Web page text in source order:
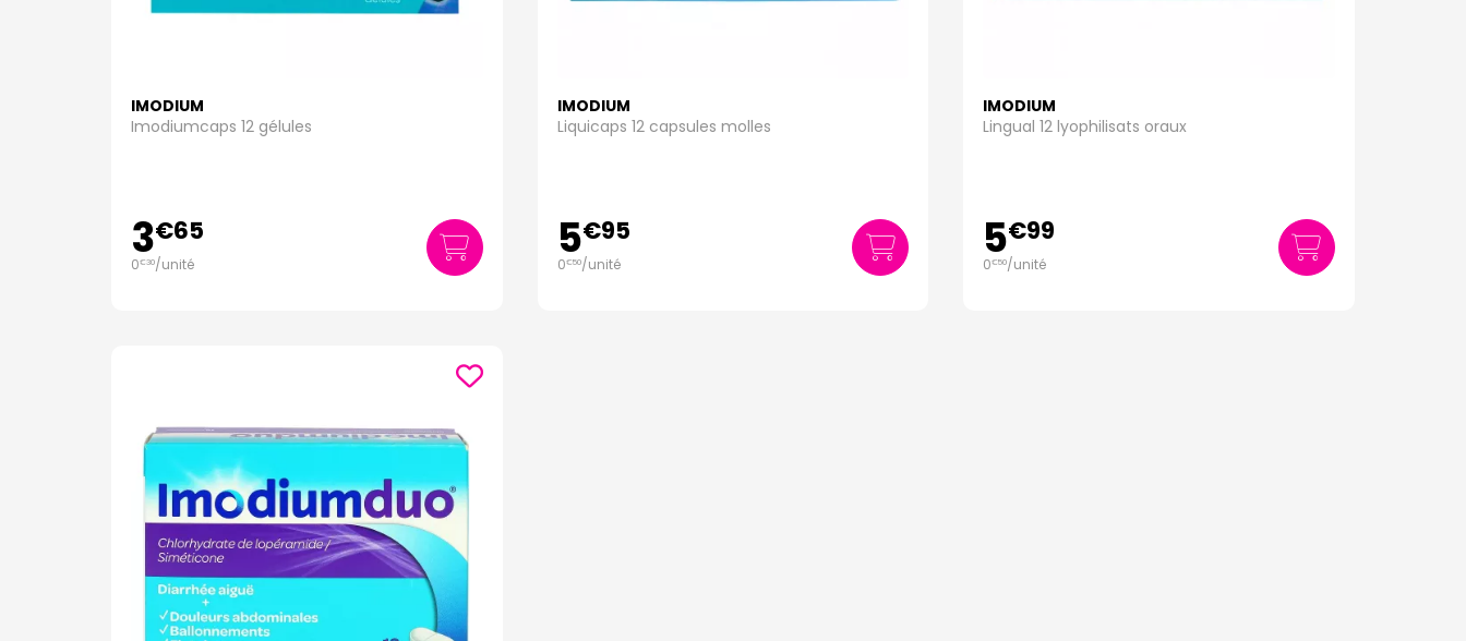
IMODIUM
Imodiumcaps 12 gélules
3€65
0€30/unité
IMODIUM
Liquicaps 12 capsules molles
5€95
0€50/unité
IMODIUM
Lingual 12 lyophilisats oraux
5€99
0€50/unité